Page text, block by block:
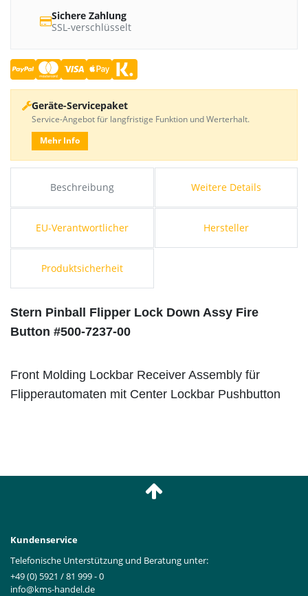
Beschreibung Weitere Details
EU-Verantwortlicher Hersteller
Produktsicherheit
Stern Pinball Flipper Lock Down Assy Fire
Button #500-7237-00
Front Molding Lockbar Receiver Assembly für
Flipperautomaten mit Center Lockbar Pushbutton
Sichere Zahlung
SSL-verschlüsselt
Geräte-Servicepaket
Service-Angebot für langfristige Funktion und Werterhalt.
Mehr Info
Kundenservice
Telefonische Unterstützung und Beratung unter:
+49 (0) 5921 / 81 999 - 0
info@kms-handel.de